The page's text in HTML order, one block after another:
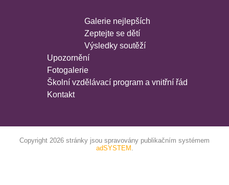
Galerie nejlepších
Zeptejte se dětí
Výsledky soutěží
Upozornění
Fotogalerie
Školní vzdělávací program a vnitřní řád
Kontakt
Copyright 2026 stránky jsou spravovány publikačním systémem
adSYSTEM